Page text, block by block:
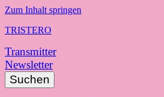
Zum Inhalt springen
TRISTERO
Transmitter
Newsletter
Suchen